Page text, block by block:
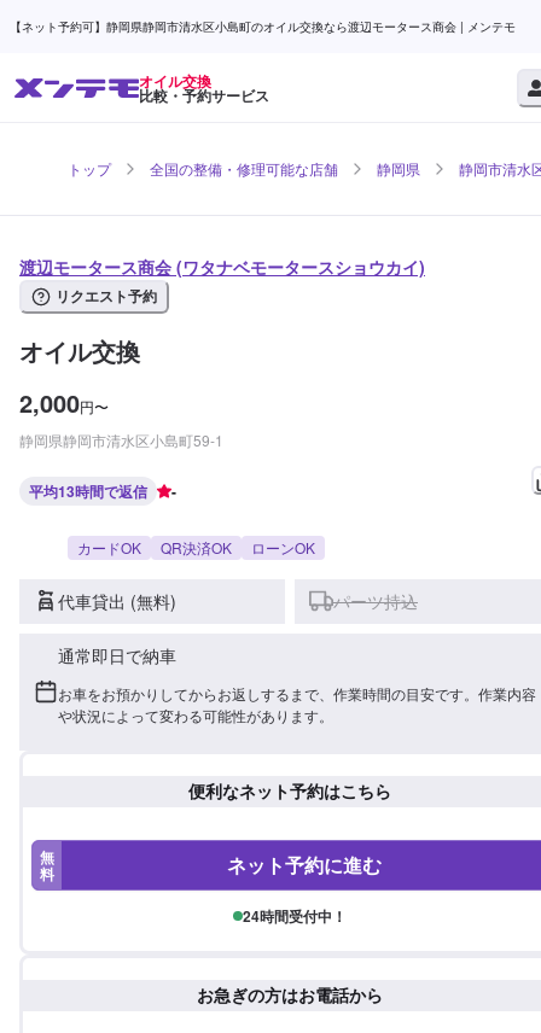
【ネット予約可】静岡県静岡市清水区小島町のオイル交換なら渡辺モータース商会 | メンテモ
オイル交換
比較・予約サービス
トップ 全国の整備・修理可能な店舗 静岡県 静岡市清水
渡辺モータース商会 (ワタナベモータースショウカイ)
リクエスト予約
オイル交換
2,000円〜
静岡県静岡市清水区小島町59-1
平均13時間で返信 -
カードOK QR決済OK ローンOK
代車貸出 (無料) パーツ持込
通常即日で納車
お車をお預かりしてからお返しするまで、作業時間の目安です。作業内容
や状況によって変わる可能性があります。
便利なネット予約はこちら
無
料 ネット予約に進む
24時間受付中！
お急ぎの方はお電話から